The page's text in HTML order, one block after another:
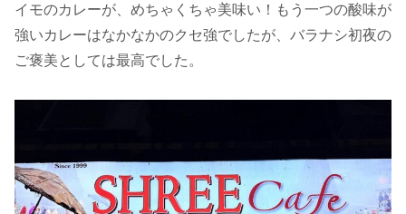
イモのカレーが、めちゃくちゃ美味い！もう一つの酸味が
強いカレーはなかなかのクセ強でしたが、バラナシ初夜の
ご褒美としては最高でした。